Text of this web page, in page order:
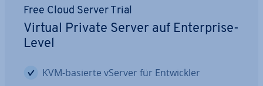
Free Cloud Server Trial
Virtual Private Server auf En­ter­pri­se-
Level
KVM-basierte vServer für Ent­wick­ler